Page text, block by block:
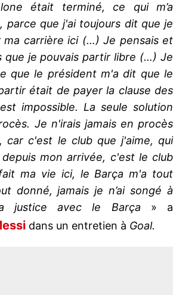
était terminé, ce qui m’a
parce que j'ai toujours dit que je
ma carrière ici (…) Je pensais et
que je pouvais partir libre (…) Je
que le président m'a dit que le
était de payer la clause des
impossible. La seule solution
Je n'irais jamais en procès
car c'est le club que j'aime, qui
mon arrivée, c'est le club
ma vie ici, le Barça m'a tout
donné, jamais je n’ai songé à
justice avec le Barça » a
dans un entretien à Goal.